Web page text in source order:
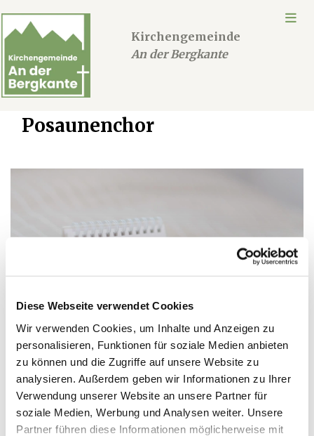
Diese Webseite verwendet Cookies
Wir verwenden Cookies, um Inhalte und Anzeigen zu
personalisieren, Funktionen für soziale Medien anbieten
zu können und die Zugriffe auf unsere Website zu
analysieren. Außerdem geben wir Informationen zu Ihrer
Verwendung unserer Website an unsere Partner für
soziale Medien, Werbung und Analysen weiter. Unsere
Partner führen diese Informationen möglicherweise mit
Kirchengemeinde
An der Bergkante
Posaunenchor
Dienstag, 1. Dezember 2026, 20:00
- 21:30 Uhr